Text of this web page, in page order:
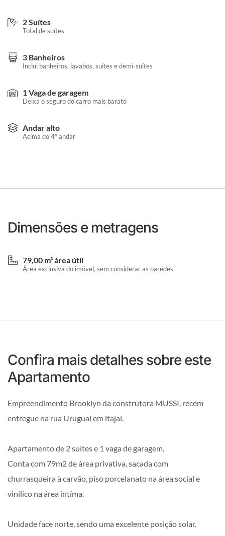
2 Suítes
Total de suítes
3 Banheiros
Inclui banheiros, lavabos, suítes e demi-suítes
1 Vaga de garagem
Deixa o seguro do carro mais barato
Andar alto
Acima do 4º andar
Dimensões e metragens
79,00 m² área útil
Área exclusiva do imóvel, sem considerar as paredes
Confira mais detalhes sobre este
Apartamento
Empreendimento Brooklyn da construtora MUSSI, recém
entregue na rua Uruguai em itajaí.
Apartamento de 2 suítes e 1 vaga de garagem.
Conta com 79m2 de área privativa, sacada com
churrasqueira à carvão, piso porcelanato na área social e
vinílico na área intíma.
Unidade face norte, sendo uma excelente posição solar.